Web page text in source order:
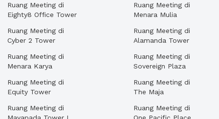
Ruang Meeting di
Eighty8 Office Tower
Ruang Meeting di
Cyber 2 Tower
Ruang Meeting di
Menara Karya
Ruang Meeting di
Equity Tower
Ruang Meeting di
Ruang Meeting di
Menara Mulia
Ruang Meeting di
Alamanda Tower
Ruang Meeting di
Sovereign Plaza
Ruang Meeting di
The Maja
Ruang Meeting di